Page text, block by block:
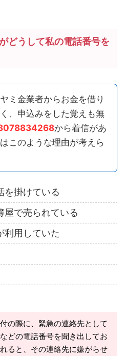
どうして私の電話番号を
ミ金業者からお金を借り
、申込みをした覚えも無
から着信があ
このような理由が考えら
を掛けている
屋で売られている
利用していた
の際に、緊急の連絡先として
どの電話番号を聞き出してお
ると、その連絡先に嫌がらせ